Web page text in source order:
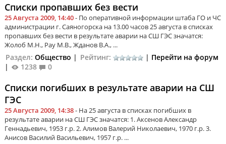
Списки пропавших без вести
25 Августа 2009, 14:40- По оперативной информации штаба ГО и ЧС
администрации г. Саяногорска на 13.00 часов 25 августа в списках
пропавших без вести в результате аварии на СШ ГЭС значатся:
Жолоб М.Н., Рау М.В., Жданов В.А., ...
Раздел: Общество | Рейтинг: | Перейти на форум
|
1238 0
Списки погибших в результате аварии на СШ
ГЭС
25 Августа 2009, 14:38- На 25 августа в списках погибших в
результате аварии на СШ ГЭС значатся: 1. Аксенов Александр
Геннадьевич, 1953 г.р. 2. Алимов Валерий Николаевич, 1970 г.р. 3.
Анисов Василий Васильевич, 1957 г.р. ...